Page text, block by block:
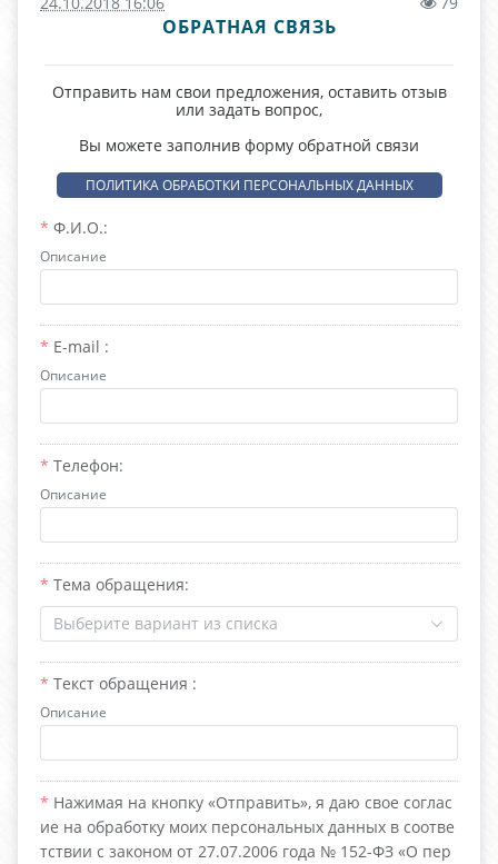
ОБРАТНАЯ СВЯЗЬ
Отправить нам свои предложения, оставить отзыв
или задать вопрос,
Вы можете заполнив форму обратной связи
ПОЛИТИКА ОБРАБОТКИ ПЕРСОНАЛЬНЫХ ДАННЫХ
Ф.И.О.:
Описание
E-mail :
Описание
Телефон:
Описание
Тема обращения:
Выберите вариант из списка
Текст обращения :
Описание
Нажимая на кнопку «Отправить», я даю свое соглас
ие на обработку моих персональных данных в соотве
тствии с законом от 27.07.2006 года № 152-ФЗ «О пер